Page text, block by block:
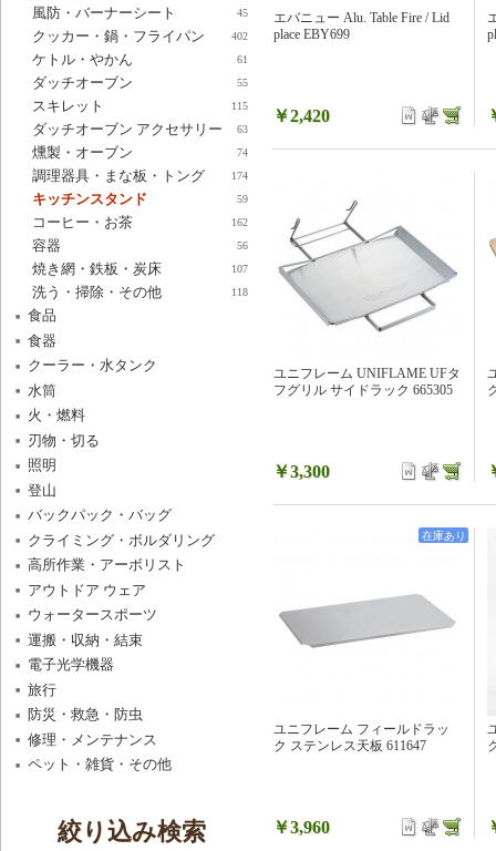
エバニュー Alu. Table Fire / Lid
place EBY699
￥2,420
ユニフレーム UNIFLAME UFタ
フグリル サイドラック 665305
￥3,300
ユニフレーム フィールドラッ
ク ステンレス天板 611647
￥3,960
在庫あり
風防・バーナーシート 45
クッカー・鍋・フライパン 402
ケトル・やかん 61
ダッチオーブン 55
スキレット 115
ダッチオーブン アクセサリー 63
燻製・オーブン 74
調理器具・まな板・トング 174
キッチンスタンド 59
コーヒー・お茶 162
容器 56
焼き網・鉄板・炭床 107
洗う・掃除・その他 118
食品
食器
クーラー・水タンク
水筒
火・燃料
刃物・切る
照明
登山
バックパック・バッグ
クライミング・ボルダリング
高所作業・アーボリスト
アウトドア ウェア
ウォータースポーツ
運搬・収納・結束
電子光学機器
旅行
防災・救急・防虫
修理・メンテナンス
ペット・雑貨・その他
絞り込み検索